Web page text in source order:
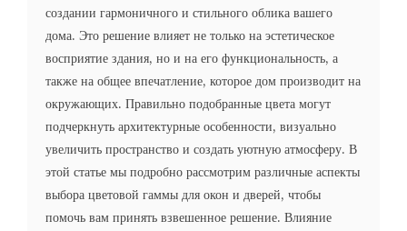
создании гармоничного и стильного облика вашего
дома. Это решение влияет не только на эстетическое
восприятие здания, но и на его функциональность, а
также на общее впечатление, которое дом производит на
окружающих. Правильно подобранные цвета могут
подчеркнуть архитектурные особенности, визуально
увеличить пространство и создать уютную атмосферу. В
этой статье мы подробно рассмотрим различные аспекты
выбора цветовой гаммы для окон и дверей, чтобы
помочь вам принять взвешенное решение. Влияние